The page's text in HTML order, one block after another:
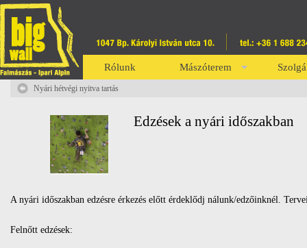
Rólunk Mászóterem
Nyári hétvégi nyitva tartás
Edzések a nyári időszakban
A nyári időszakban edzésre érkezés előtt érdeklődj nálunk/edzőinknél.
Felnőtt edzések: